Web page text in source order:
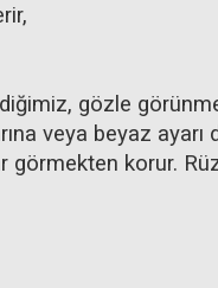
gözle
veya beyaz
korur.